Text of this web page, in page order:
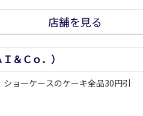
店舗を見る
＆Ｃｏ．）
ショーケースのケーキ全品30円引